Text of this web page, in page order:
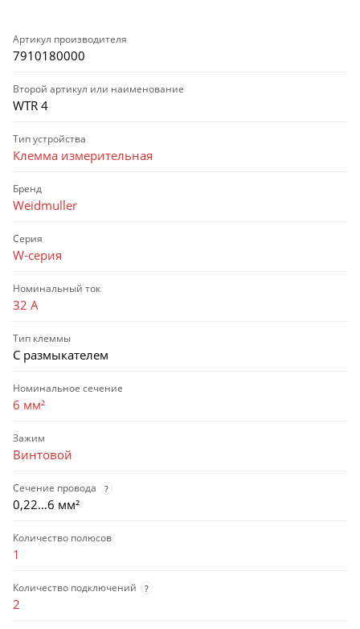
Артикул производителя
7910180000
Второй артикул или наименование
WTR 4
Тип устройства
Клемма измерительная
Бренд
Weidmuller
Серия
W-серия
Номинальный ток
32 А
Тип клеммы
С размыкателем
Номинальное сечение
6 мм²
Зажим
Винтовой
Сечение провода ?
0,22…6 мм²
Количество полюсов
1
Количество подключений ?
2